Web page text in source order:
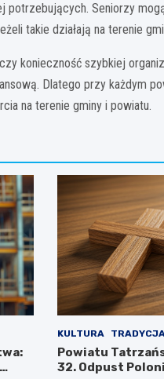
Seniorzy
takie działają na terenie
konieczność szybkiej
Dlatego przy każdym
na terenie gminy i powiatu.
KULTURA TRADYCJA
Powiatu
32. Odpust